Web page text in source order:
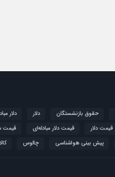
حقوق بازنشستگان دلار دلار
قیمت دلار قیمت دلار مبادله‌ای قیمت
پیش بینی هواشناسی چالوس